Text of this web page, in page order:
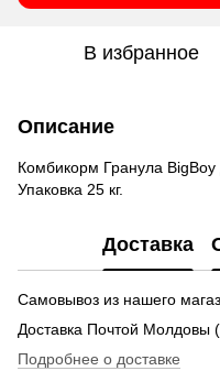
В избранное
Описание
Комбикорм Гранула BigBoy
Упаковка 25 кг.
Доставка
Самовывоз из нашего
Доставка Почтой Молдовы
Подробнее о доставке